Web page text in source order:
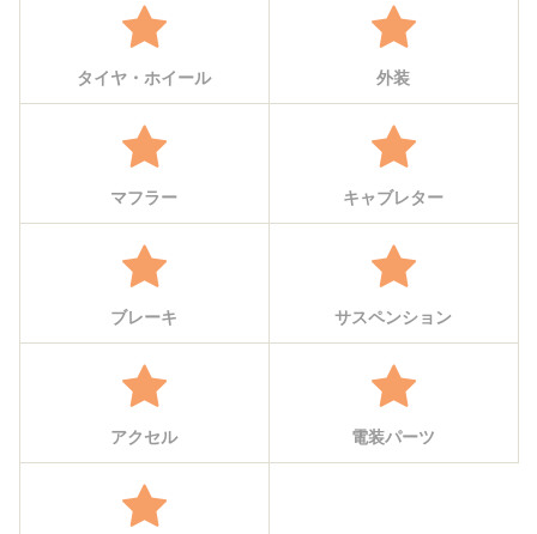
タイヤ・ホイール 外装
マフラー キャブレター
ブレーキ サスペンション
アクセル 電装パーツ